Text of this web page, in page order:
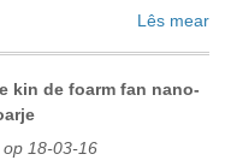
Lês mear
kin de foarm fan nano-
18-03-16